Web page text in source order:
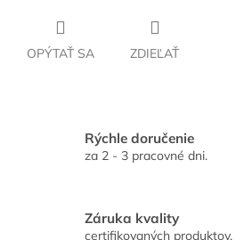
OPÝTAŤ SA ZDIEĽAŤ
Rýchle doručenie
za 2 - 3 pracovné dni.
Záruka kvality
certifikovaných produktov.